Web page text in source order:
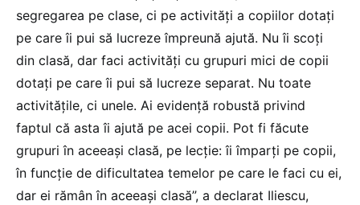
segregarea pe clase, ci pe activități a copiilor dotați
pe care îi pui să lucreze împreună ajută. Nu îi scoți
din clasă, dar faci activități cu grupuri mici de copii
dotați pe care îi pui să lucreze separat. Nu toate
activitățile, ci unele. Ai evidență robustă privind
faptul că asta îi ajută pe acei copii. Pot fi făcute
grupuri în aceeași clasă, pe lecție: îi împarți pe copii,
în funcție de dificultatea temelor pe care le faci cu ei,
dar ei rămân în aceeași clasă”, a declarat Iliescu,